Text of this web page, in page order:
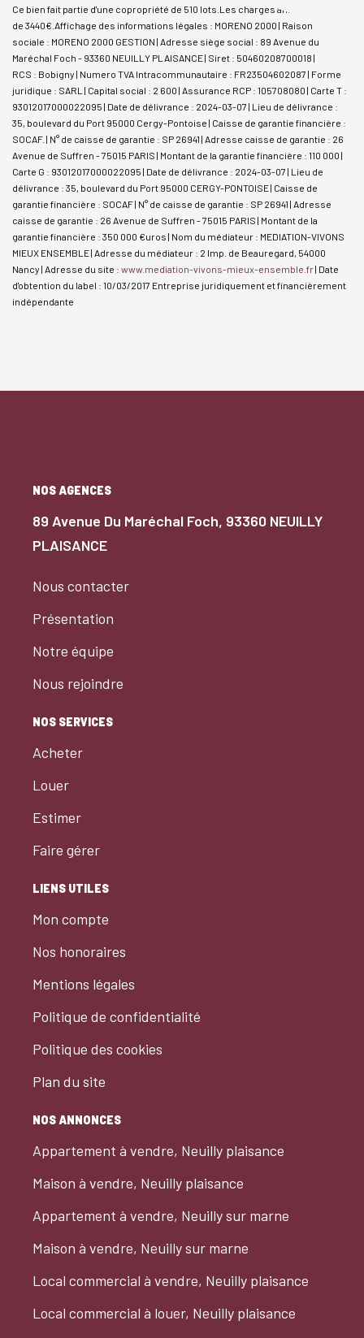
Ce bien fait partie d'une copropriété de 510 lots.Les charges annuelles sont
de 3440€. Affichage des informations légales : MORENO 2000 | Raison
sociale : MORENO 2000 GESTION | Adresse siège social : 89 Avenue du
Maréchal Foch - 93360 NEUILLY PLAISANCE | Siret : 50460208700018 |
RCS : Bobigny | Numero TVA Intracommunautaire : FR23504602087 | Forme
juridique : SARL | Capital social : 2 600 | Assurance RCP : 105708080 | Carte T :
93012017000022095 | Date de délivrance : 2024-03-07 | Lieu de délivrance :
35, boulevard du Port 95000 Cergy-Pontoise | Caisse de garantie financière :
SOCAF. | N° de caisse de garantie : SP 26941 | Adresse caisse de garantie : 26
Avenue de Suffren - 75015 PARIS | Montant de la garantie financière : 110 000 |
Carte G : 93012017000022095 | Date de délivrance : 2024-03-07 | Lieu de
délivrance : 35, boulevard du Port 95000 CERGY-PONTOISE | Caisse de
garantie financière : SOCAF | N° de caisse de garantie : SP 26941 | Adresse
caisse de garantie : 26 Avenue de Suffren - 75015 PARIS | Montant de la
garantie financière : 350 000 €uros | Nom du médiateur : MEDIATION-VIVONS
MIEUX ENSEMBLE | Adresse du médiateur : 2 Imp. de Beauregard, 54000
Nancy | Adresse du site : www.mediation-vivons-mieux-ensemble.fr| Date
d'obtention du label : 10/03/2017 Entreprise juridiquement et financièrement
indépendante
NOS AGENCES
89 Avenue Du Maréchal Foch, 93360 NEUILLY
PLAISANCE
Nous contacter
Présentation
Notre équipe
Nous rejoindre
NOS SERVICES
Acheter
Louer
Estimer
Faire gérer
LIENS UTILES
Mon compte
Nos honoraires
Mentions légales
Politique de confidentialité
Politique des cookies
Plan du site
NOS ANNONCES
Appartement à vendre, Neuilly plaisance
Maison à vendre, Neuilly plaisance
Appartement à vendre, Neuilly sur marne
Maison à vendre, Neuilly sur marne
Local commercial à vendre, Neuilly plaisance
Local commercial à louer, Neuilly plaisance